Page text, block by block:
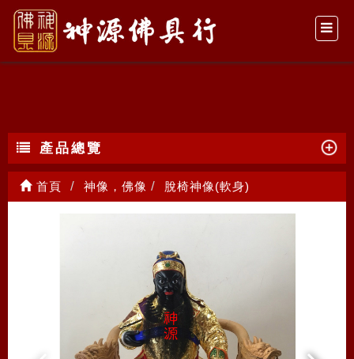
脫椅神像(軟身)
產品總覽
首頁 神像，佛像 脫椅神像(軟身)